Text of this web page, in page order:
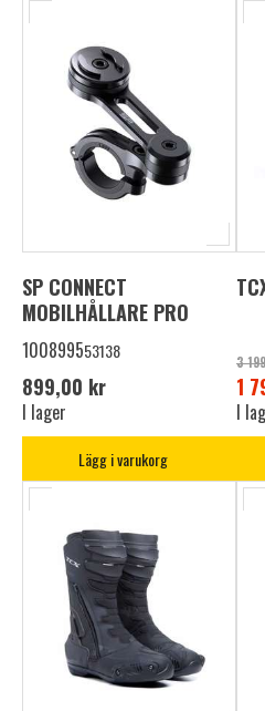
SP CONNECT
MOBILHÅLLARE PRO
100899553138
899,00 kr
I lager
Lägg i varukorg
3
1
I